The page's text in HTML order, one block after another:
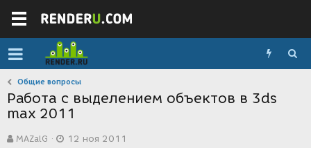
Общие вопросы
Работа с выделением объектов в 3ds
max 2011
в
MAZalG
а
12 ноя 2011